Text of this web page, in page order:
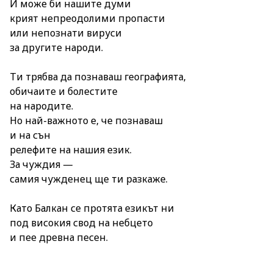
И може би нашите думи
крият непреодолими пропасти
или непознати вируси
за другите народи.
Ти трябва да познаваш географията,
обичаите и болестите
на народите.
Но най-важното е, че познаваш
и на сън
релефите на нашия език.
За чуждия —
самия чужденец ще ти разкаже.
Като Балкан се протята езикът ни
под високия свод на небцето
и пее древна песен.